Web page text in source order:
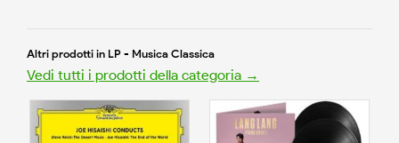
Altri prodotti in LP - Musica Classica
Vedi tutti i prodotti della categoria →